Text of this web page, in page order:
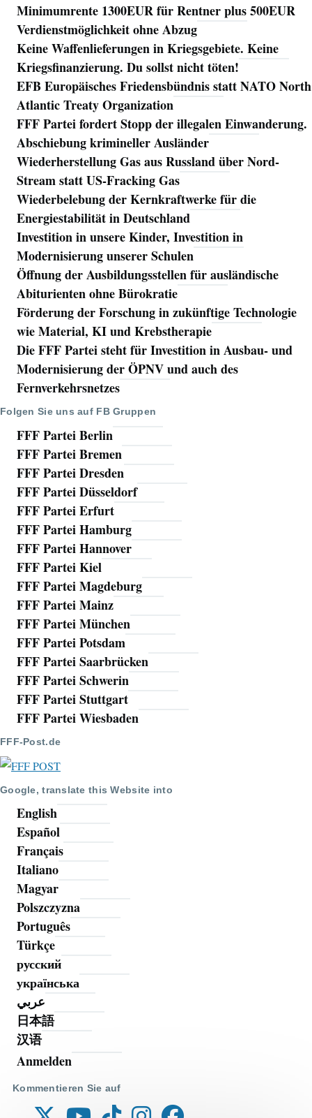
Minimumrente 1300EUR für Rentner plus 500EUR
Verdienstmöglichkeit ohne Abzug
Keine Waffenlieferungen in Kriegsgebiete. Keine
Kriegsfinanzierung. Du sollst nicht töten!
EFB Europäisches Friedensbündnis statt NATO North
Atlantic Treaty Organization
FFF Partei fordert Stopp der illegalen Einwanderung.
Abschiebung krimineller Ausländer
Wiederherstellung Gas aus Russland über Nord-
Stream statt US-Fracking Gas
Wiederbelebung der Kernkraftwerke für die
Energiestabilität in Deutschland
Investition in unsere Kinder, Investition in
Modernisierung unserer Schulen
Öffnung der Ausbildungsstellen für ausländische
Abiturienten ohne Bürokratie
Förderung der Forschung in zukünftige Technologie
wie Material, KI und Krebstherapie
Die FFF Partei steht für Investition in Ausbau- und
Modernisierung der ÖPNV und auch des
Fernverkehrsnetzes
Folgen Sie uns auf FB Gruppen
FFF Partei Berlin
FFF Partei Bremen
FFF Partei Dresden
FFF Partei Düsseldorf
FFF Partei Erfurt
FFF Partei Hamburg
FFF Partei Hannover
FFF Partei Kiel
FFF Partei Magdeburg
FFF Partei Mainz
FFF Partei München
FFF Partei Potsdam
FFF Partei Saarbrücken
FFF Partei Schwerin
FFF Partei Stuttgart
FFF Partei Wiesbaden
FFF-Post.de
Google, translate this Website into
English
Español
Français
Italiano
Magyar
Polszczyzna
Português
Türkçe
русский
українська
عربي
日本語
汉语
Benutzermenü
Anmelden
Kommentieren Sie auf